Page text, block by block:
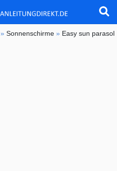
»Sonnenschirme » Easy sun parasol